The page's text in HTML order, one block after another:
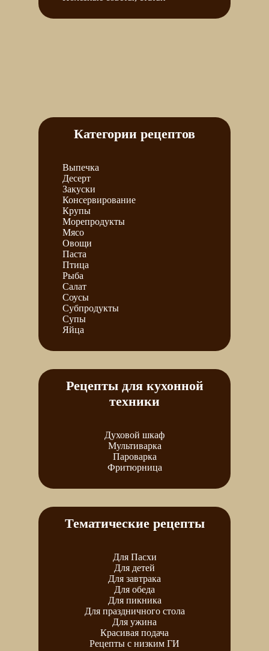
Категории рецептов
Выпечка
Десерт
Закуски
Консервирование
Крупы
Морепродукты
Мясо
Овощи
Паста
Птица
Рыба
Салат
Соусы
Субпродукты
Супы
Яйца
Рецепты для кухонной
техники
Духовой шкаф
Мультиварка
Пароварка
Фритюрница
Тематические рецепты
Для Пасхи
Для детей
Для завтрака
Для обеда
Для пикника
Для праздничного стола
Для ужина
Красивая подача
Рецепты с низким ГИ